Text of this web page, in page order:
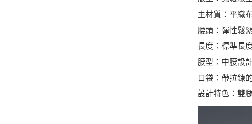
主材質：平織
腰頭：彈性鬆
長度：標準長
腰型：中腰設
口袋：帶拉鍊
設計特色：雙